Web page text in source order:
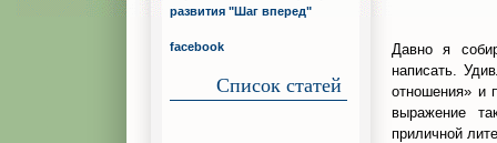
Давно я
написать.
отношения» и
выражение
приличной
развития "Шаг вперед"
facebook
Список статей